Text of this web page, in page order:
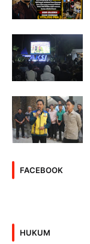
FACEBOOK
HUKUM